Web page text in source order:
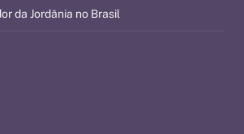
da Jordânia no Brasil